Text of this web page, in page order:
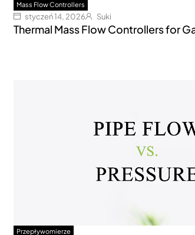
Mass Flow Controllers
styczeń 14, 2026 Suki
Thermal Mass Flow Controllers for
Przepływomierze